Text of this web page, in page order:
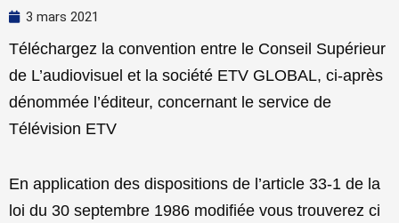
3 mars 2021
Téléchargez la convention entre le Conseil Supérieur
de L’audiovisuel et la société ETV GLOBAL, ci-après
dénommée l’éditeur, concernant le service de
Télévision ETV
En application des dispositions de l’article 33-1 de la
loi du 30 septembre 1986 modifiée vous trouverez ci